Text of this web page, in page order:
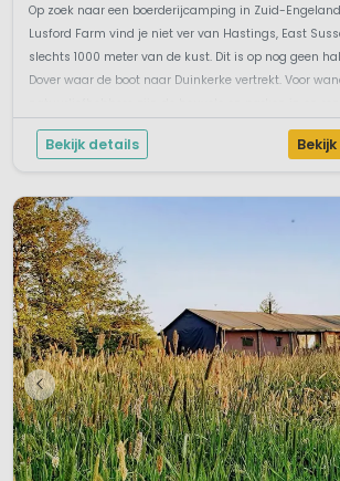
Op zoek naar een boerderijcamping in Zuid-Engeland
Lusford Farm vind je niet ver van Hastings, East
slechts 1000 meter van de kust. Dit is op nog geen
Dover waar de boot naar Duinkerke vertrekt. Voor
Bekijk details